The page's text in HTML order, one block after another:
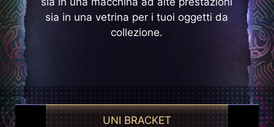
sia in una vetrina per i tuoi oggetti da
collezione.
UNI BRACKET